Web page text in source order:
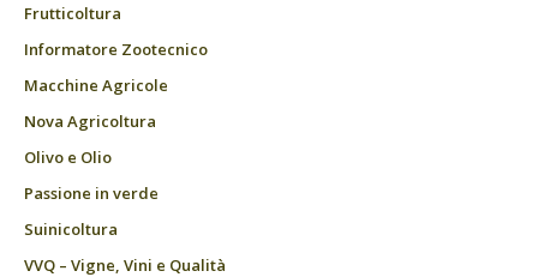
Frutticoltura
Informatore Zootecnico
Macchine Agricole
Nova Agricoltura
Olivo e Olio
Passione in verde
Suinicoltura
VVQ – Vigne, Vini e Qualità